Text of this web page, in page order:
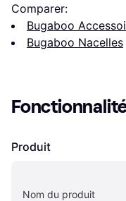
Comparer:
Bugaboo
Bugaboo Nacelles
Produit
Nom du produit